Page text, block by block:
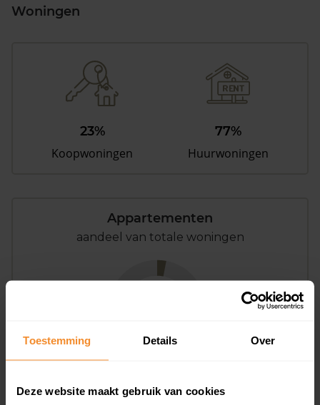
Toestemming Details Over
Deze website maakt gebruik van cookies
Woningen
23%
Koopwoningen
77%
Huurwoningen
Appartementen
aandeel van totale woningen